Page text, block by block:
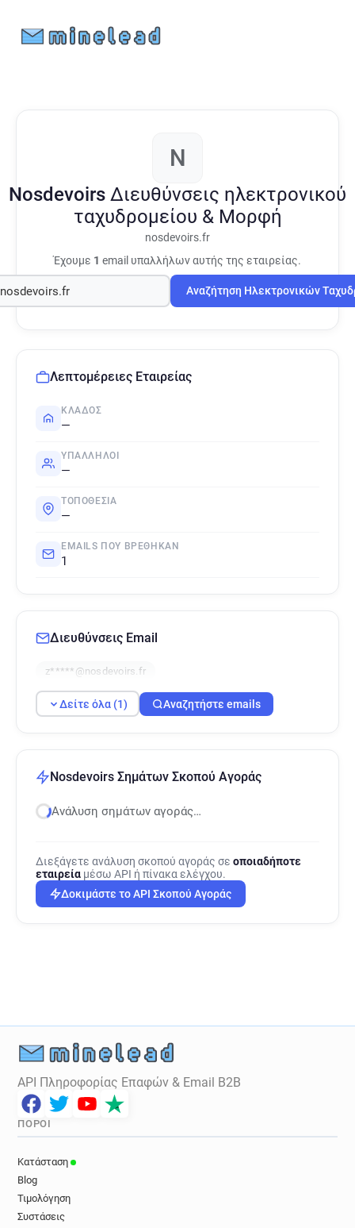
N
Nosdevoirs Διευθύνσεις ηλεκτρονικού
ταχυδρομείου & Μορφή
nosdevoirs.fr
Έχουμε 1 email υπαλλήλων αυτής της εταιρείας.
Αναζήτηση Ηλεκτρονικών
Λεπτομέρειες Εταιρείας
ΚΛΆΔΟΣ
—
ΥΠΆΛΛΗΛΟΙ
—
ΤΟΠΟΘΕΣΊΑ
—
EMAILS ΠΟΥ ΒΡΈΘΗΚΑΝ
1
Διευθύνσεις Email
z*****@nosdevoirs.fr
Δείτε όλα (1) Αναζητήστε emails
Nosdevoirs Σημάτων Σκοπού Αγοράς
Ανάλυση σημάτων αγοράς…
Διεξάγετε ανάλυση σκοπού αγοράς σε οποιαδήποτε
εταιρεία μέσω API ή πίνακα ελέγχου.
Δοκιμάστε το API Σκοπού Αγοράς
API Πληροφορίας Επαφών & Email B2B
ΠΌΡΟΙ
Κατάσταση
Blog
Τιμολόγηση
Συστάσεις